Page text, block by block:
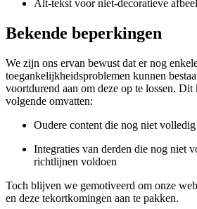
Alt-tekst voor niet-decoratieve
Bekende beperkingen
We zijn ons ervan bewust dat er nog
toegankelijkheidsproblemen kunnen
voortdurend aan om deze op te lossen. Dit
volgende omvatten:
Oudere content die nog niet
Integraties van derden die nog niet
richtlijnen voldoen
Toch blijven we gemotiveerd om onze
en deze tekortkomingen aan te pakken.